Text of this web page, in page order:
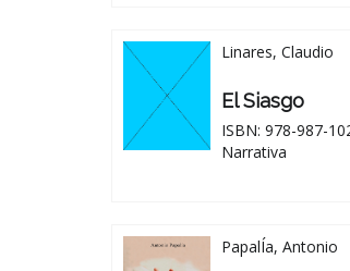
Linares, Claudio
El Siasgo
ISBN: 978-987-
Narrativa
PapalÍa, Antonio